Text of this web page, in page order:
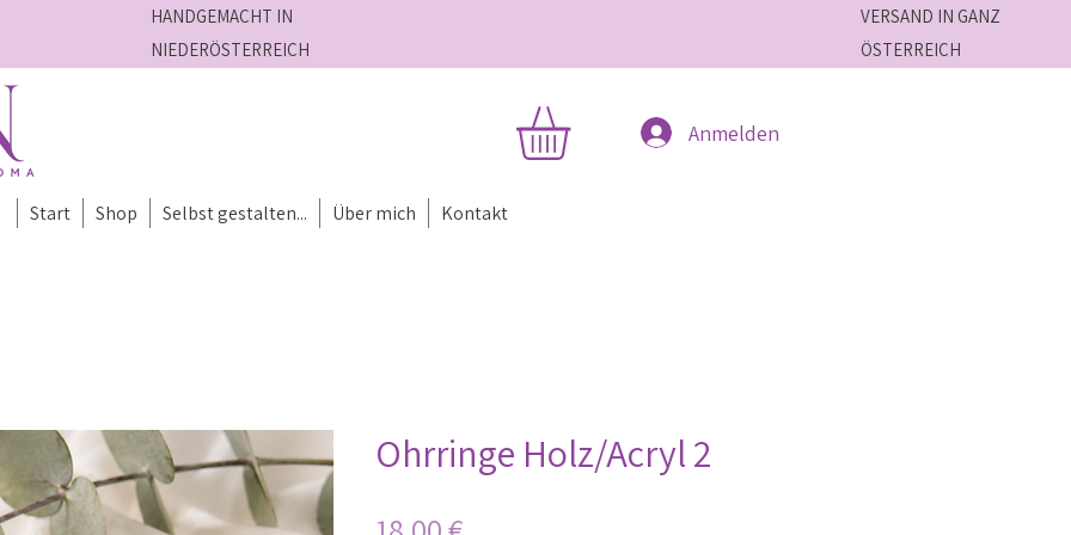
HANDGEMACHT IN
NIEDERÖSTERREICH
VERSAND IN GANZ
ÖSTERREICH
Anmelden
Start Shop Selbst gestalten... Über mich Kontakt
Ohrringe Holz/Acryl 2